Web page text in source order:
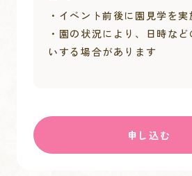
・イベント前後に園見学を実
・園の状況により、日時な
いする場合があります
申し込む